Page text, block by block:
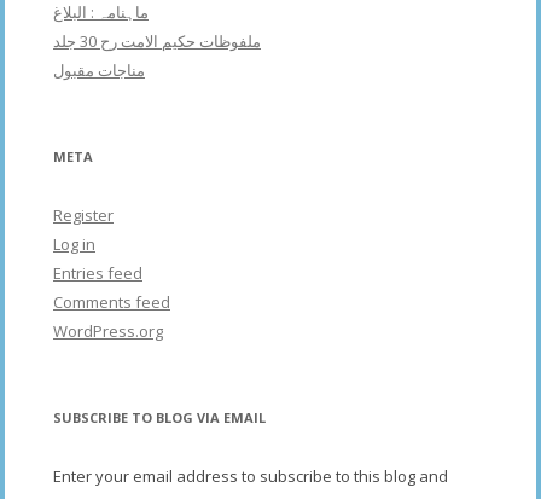
ماہنامہ : البلاغ
ملفوظات حکیم الامت رح 30 جلد
مناجات مقبول
META
Register
Log in
Entries feed
Comments feed
WordPress.org
SUBSCRIBE TO BLOG VIA EMAIL
Enter your email address to subscribe to this blog and